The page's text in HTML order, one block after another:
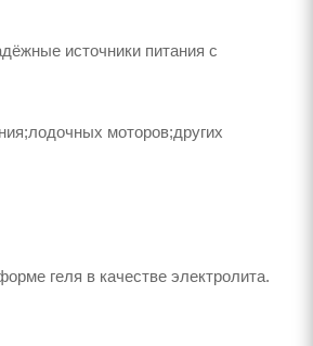
источники питания с
моторов;других
геля в качестве электролита.